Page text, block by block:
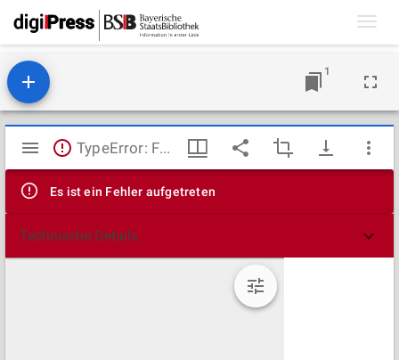
1
Mirador
Viewer
TypeError: Failed to fetch
Es ist ein Fehler aufgetreten
Technische Details